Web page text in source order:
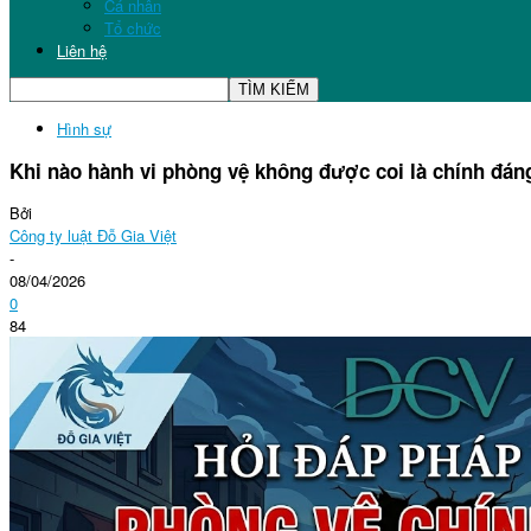
Cá nhân
Tổ chức
Liên hệ
Hình sự
Khi nào hành vi phòng vệ không được coi là chính
Bởi
Công ty luật Đỗ Gia Việt
-
08/04/2026
0
84